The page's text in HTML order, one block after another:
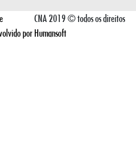
CNA 2019 © todos os direitos
por Humansoft